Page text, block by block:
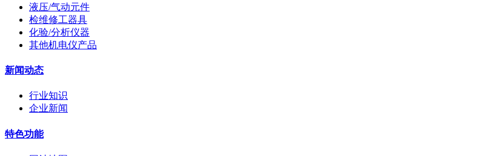
液压/气动元件
检维修工器具
化验/分析仪器
其他机电仪产品
新闻动态
行业知识
企业新闻
特色功能